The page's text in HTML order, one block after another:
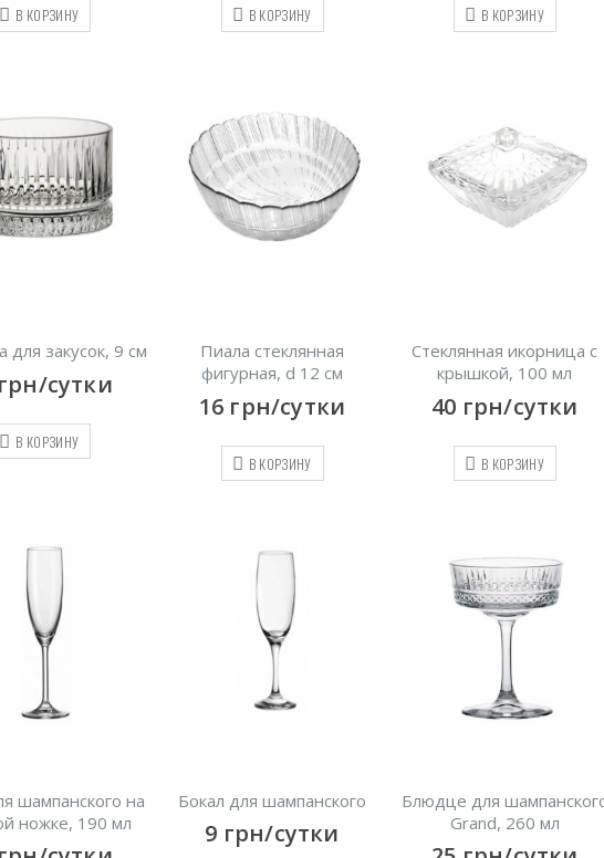
В КОРЗИНУ В КОРЗИНУ В КОРЗИНУ
для закусок, 9 см
грн/сутки
В КОРЗИНУ
Пиала стеклянная
фигурная, d 12 см
16 грн/сутки
В КОРЗИНУ
Стеклянная икорница с
крышкой, 100 мл
40 грн/сутки
В КОРЗИНУ
шампанского на
ножке, 190 мл
Бокал для шампанского
9 грн/сутки
Блюдце для
Grand, 260 мл